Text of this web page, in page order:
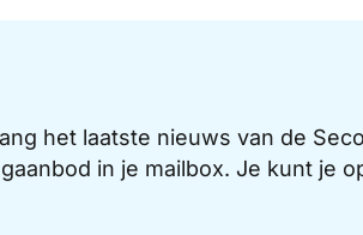
het laatste nieuws van de
in je mailbox. Je kunt je